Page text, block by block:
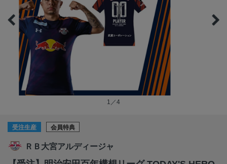
1／4
受注生産 会員特典
ＲＢ大宮アルディージャ